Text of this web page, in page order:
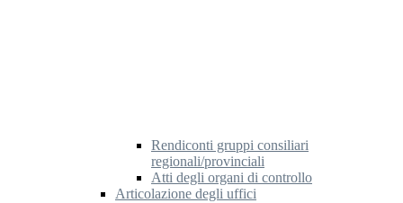
Rendiconti gruppi consiliari
regionali/provinciali
Atti degli organi di controllo
Articolazione degli uffici